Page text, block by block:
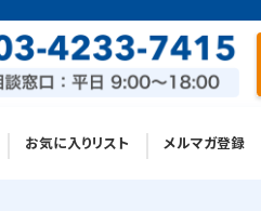
お気に入りリスト メルマガ登録